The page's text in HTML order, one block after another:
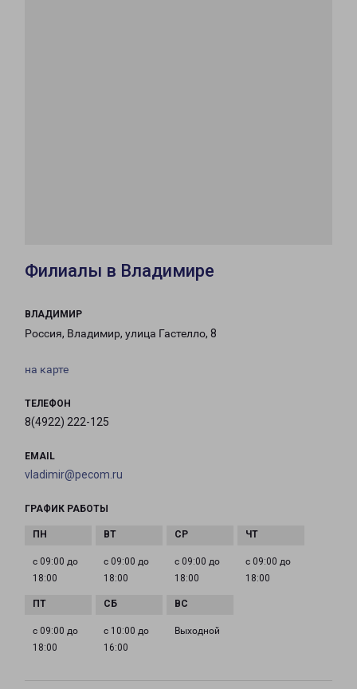
Филиалы в Владимире
ВЛАДИМИР
Россия, Владимир, улица Гастелло, 8
на карте
ТЕЛЕФОН
8(4922) 222-125
EMAIL
vladimir@pecom.ru
ГРАФИК РАБОТЫ
с 09:00 до
18:00
с 09:00 до
18:00
с 09:00 до
18:00
с 09:00 до
18:00
с 09:00 до
18:00
с 10:00 до
16:00
Выходной